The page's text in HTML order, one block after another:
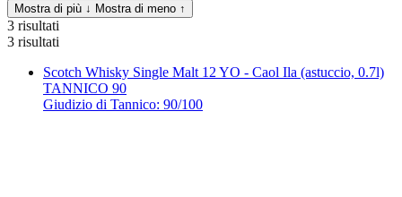
Mostra di più ↓ Mostra di meno ↑
3 risultati
3 risultati
Scotch Whisky Single Malt 12 YO - Caol Ila (astuccio, 0.7l)
TANNICO 90
Giudizio di Tannico: 90/100